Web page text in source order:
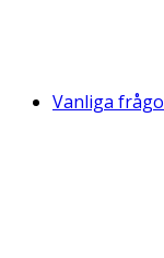
Vanliga